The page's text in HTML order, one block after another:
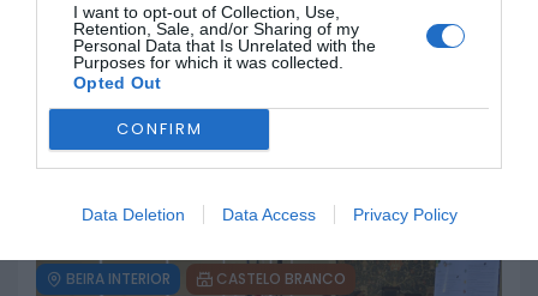
I want to opt-out of Collection, Use,
Retention, Sale, and/or Sharing of my
Personal Data that Is Unrelated with the
Purposes for which it was collected.
Opted Out
CONFIRM
Data Deletion Data Access Privacy Policy
BEIRA INTERIOR CASTELO BRANCO
Casa do Benfica em Castelo
Branco volta a promover troca de
cromos do FIFA 2026
BEIRA INTERIOR CASTELO BRANCO